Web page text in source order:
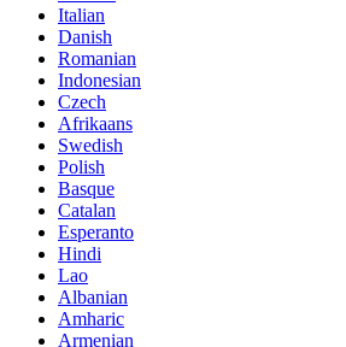
Italian
Danish
Romanian
Indonesian
Czech
Afrikaans
Swedish
Polish
Basque
Catalan
Esperanto
Hindi
Lao
Albanian
Amharic
Armenian